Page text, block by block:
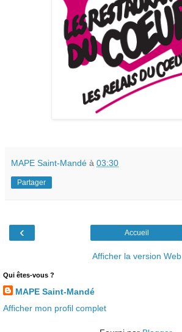
MAPE Saint-Mandé à 03:30
Partager
‹ Accueil
Afficher la version Web
Qui êtes-vous ?
MAPE Saint-Mandé
Afficher mon profil complet